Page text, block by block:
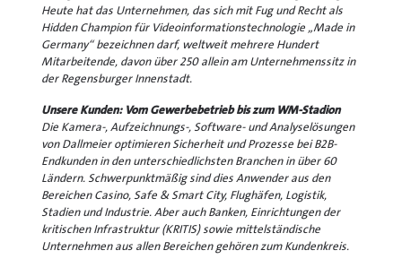
Heute hat das Unternehmen, das sich mit Fug und Recht als
Hidden Champion für Videoinformationstechnologie „Made in
Germany“ bezeichnen darf, weltweit mehrere Hundert
Mitarbeitende, davon über 250 allein am Unternehmenssitz in
der Regensburger Innenstadt.
Unsere Kunden: Vom Gewerbebetrieb bis zum WM-Stadion
Die Kamera-, Aufzeichnungs-, Software- und Analyselösungen
von Dallmeier optimieren Sicherheit und Prozesse bei B2B-
Endkunden in den unterschiedlichsten Branchen in über 60
Ländern. Schwerpunktmäßig sind dies Anwender aus den
Bereichen Casino, Safe & Smart City, Flughäfen, Logistik,
Stadien und Industrie. Aber auch Banken, Einrichtungen der
kritischen Infrastruktur (KRITIS) sowie mittelständische
Unternehmen aus allen Bereichen gehören zum Kundenkreis.